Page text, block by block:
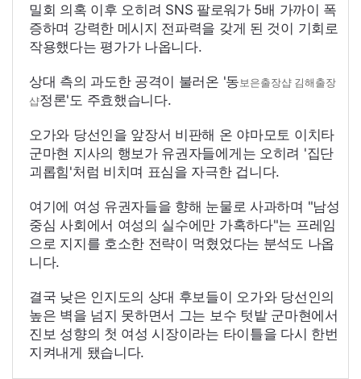
밀회 의혹 이후 오히려 SNS 팔로워가 5배 가까이 폭
증하며 강력한 메시지 전파력을 갖게 된 것이 기회로
작용했다는 평가가 나옵니다.
상대 측의 과도한 공격이 불러온 '동 보은출장샵 김해출장
샵정론'도 주효했습니다.
오가와 당선인을 앞장서 비판해 온 야마모토 이치타
군마현 지사의 행보가 유권자들에게는 오히려 '집단
괴롭힘'처럼 비치며 표심을 자극한 겁니다.
여기에 여성 유권자들을 향해 눈물로 사과하며 "남성
중심 사회에서 여성의 실수에만 가혹하다"는 프레임
으로 지지를 호소한 전략이 먹혔었다는 분석도 나옵
니다.
결국 낮은 인지도의 상대 후보들이 오가와 당선인의
높은 벽을 넘지 못하면서 그는 보수 텃밭 군마현에서
진보 성향의 첫 여성 시장이라는 타이틀을 다시 한번
지켜내게 됐습니다.